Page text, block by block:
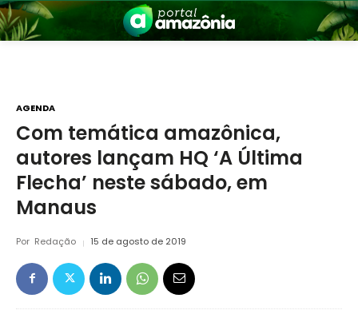
Amazônia
AGENDA
Com temática amazônica,
autores lançam HQ ‘A Última
Flecha’ neste sábado, em
Manaus
Por Redação 15 de agosto de 2019